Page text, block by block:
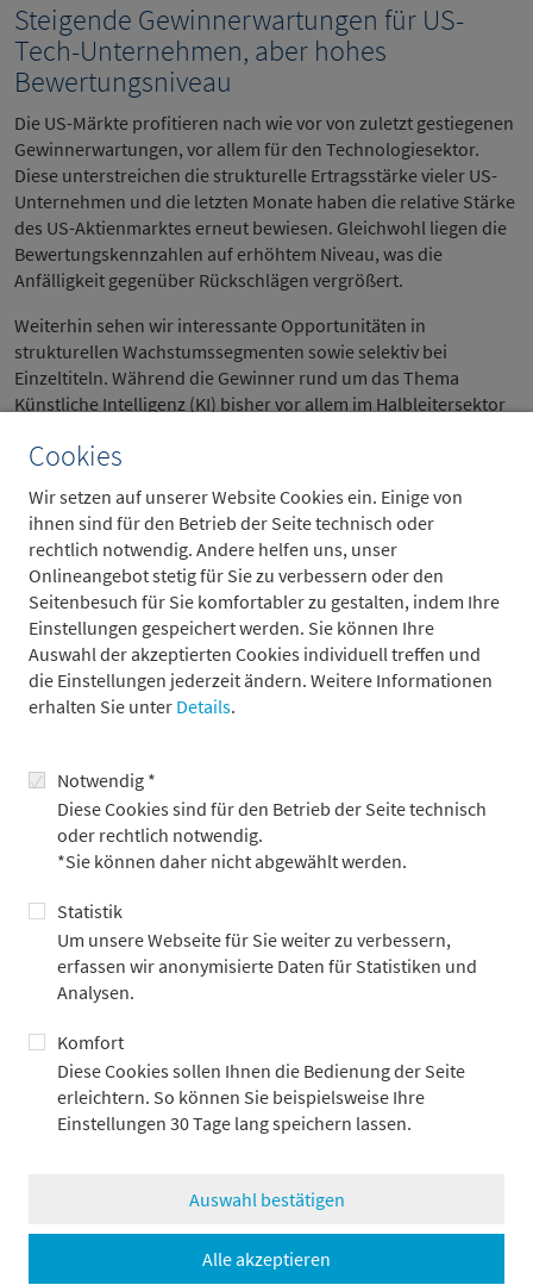
Cookies
Wir setzen auf unserer Website Cookies ein. Einige von
ihnen sind für den Betrieb der Seite technisch oder
rechtlich notwendig. Andere helfen uns, unser
Onlineangebot stetig für Sie zu verbessern oder den
Seitenbesuch für Sie komfortabler zu gestalten, indem Ihre
Einstellungen gespeichert werden. Sie können Ihre
Auswahl der akzeptierten Cookies individuell treffen und
die Einstellungen jederzeit ändern. Weitere Informationen
erhalten Sie unter Details.
Notwendig *
Diese Cookies sind für den Betrieb der Seite technisch
oder rechtlich notwendig.
*Sie können daher nicht abgewählt werden.
Statistik
Um unsere Webseite für Sie weiter zu verbessern,
erfassen wir anonymisierte Daten für Statistiken und
Analysen.
Komfort
Diese Cookies sollen Ihnen die Bedienung der Seite
erleichtern. So können Sie beispielsweise Ihre
Einstellungen 30 Tage lang speichern lassen.
Auswahl bestätigen
Alle akzeptieren
Steigende Gewinnerwartungen für US-
Tech-Unternehmen, aber hohes
Bewertungsniveau
Die US-Märkte profitieren nach wie vor von zuletzt gestiegenen
Gewinnerwartungen, vor allem für den Technologiesektor.
Diese unterstreichen die strukturelle Ertragsstärke vieler US-
Unternehmen und die letzten Monate haben die relative Stärke
des US-Aktienmarktes erneut bewiesen. Gleichwohl liegen die
Bewertungskennzahlen auf erhöhtem Niveau, was die
Anfälligkeit gegenüber Rückschlägen vergrößert.
Weiterhin sehen wir interessante Opportunitäten in
strukturellen Wachstumssegmenten sowie selektiv bei
Einzeltiteln. Während die Gewinner rund um das Thema
Künstliche Intelligenz (KI) bisher vor allem im Halbleitersektor
waren, weist der Softwaresektor abgesehen von den Cloud-
Diese Tendenz hat sich im Jahresverlauf weiter fortgesetzt und
die Einschätzung der Investoren gegenüber Softwareaktien ist
anhaltend negativ.
Relativ schwacher Softwaresektor bietet
selektiv Chancen
Einige Kurskorrekturen im Softwaresektor erscheinen uns
Einstiegsgelegenheiten für den langfristig orientierten Investor.
Da der Zeitpunkt einer Erholungsbewegung jedoch schwer zu
prognostizieren ist, sollten Positionen schrittweise aufgebaut
werden.
Kursentwicklung seit Jahresbeginn (indexiert, 31.12.2024 = 100)
Mai '25